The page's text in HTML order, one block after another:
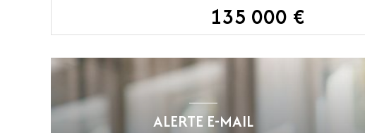
135 000 €
ALERTE E-MAIL